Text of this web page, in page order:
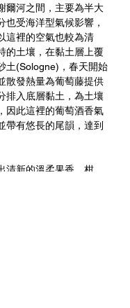
爾河之間，主要為半大
也受海洋型氣候影響，
這裡的空氣也較為清
的土壤，在黏土層上覆
土(Sologne)，春天開始
散發熱量為葡萄藤提供
排入底層黏土，為土壤
因此這裡的葡萄酒香氣
帶有悠長的尾韻，達到
清新的溫柔果香，柑